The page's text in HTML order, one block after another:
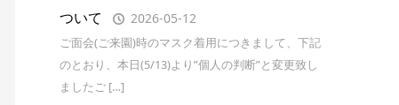
ついて
2026-05-12
ご面会(ご来園)時のマスク着用につきまして、下記
のとおり、本日(5/13)より”個人の判断”と変更致し
ましたご […]